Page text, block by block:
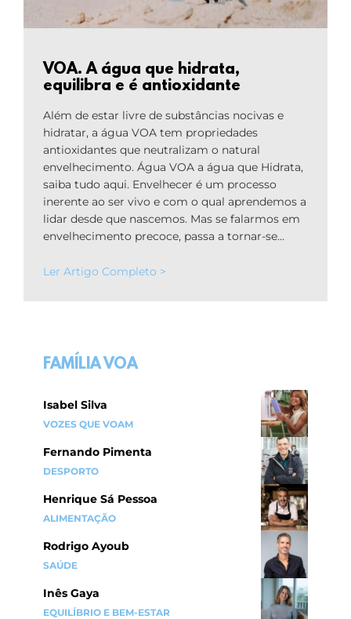
VOA. A água que hidrata,
equilibra e é antioxidante
Além de estar livre de substâncias nocivas e
hidratar, a água VOA tem propriedades
antioxidantes que neutralizam o natural
envelhecimento. Água VOA a água que Hidrata,
saiba tudo aqui. Envelhecer é um processo
inerente ao ser vivo e com o qual aprendemos a
lidar desde que nascemos. Mas se falarmos em
envelhecimento precoce, passa a tornar-se…
Ler Artigo Completo >
FAMÍLIA VOA
Isabel Silva
VOZES QUE VOAM
Fernando Pimenta
DESPORTO
Henrique Sá Pessoa
ALIMENTAÇÃO
Rodrigo Ayoub
SAÚDE
Inês Gaya
EQUILÍBRIO E BEM-ESTAR